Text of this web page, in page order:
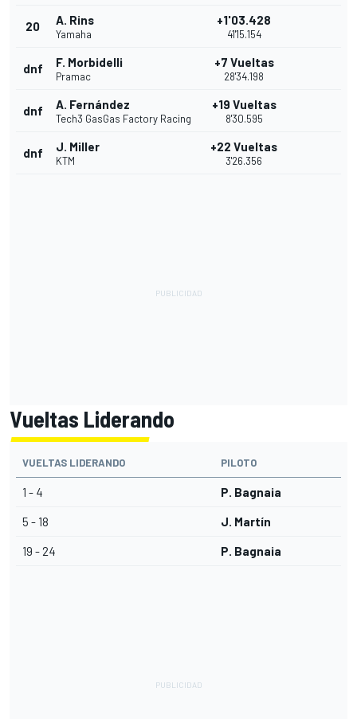
20 A. Rins
Yamaha
+1'03.428
41'15.154
dnf F. Morbidelli
Pramac
+7 Vueltas
28'34.198
dnf A. Fernández
Tech3 GasGas Factory Racing
+19 Vueltas
8'30.595
dnf J. Miller
KTM
+22 Vueltas
3'26.356
Vueltas Liderando
VUELTAS LIDERANDO PILOTO
1 - 4 P. Bagnaia
5 - 18 J. Martín
19 - 24 P. Bagnaia